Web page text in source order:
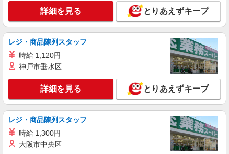
詳細を見る とりあえずキープ
レジ・商品陳列スタッフ
時給 1,120円
神戸市垂水区
詳細を見る とりあえずキープ
レジ・商品陳列スタッフ
時給 1,300円
大阪市中央区